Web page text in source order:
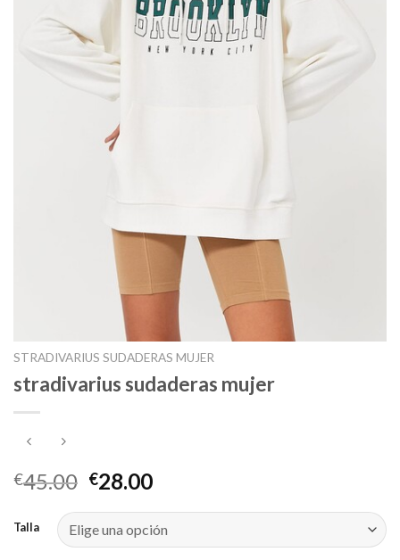
STRADIVARIUS SUDADERAS MUJER
stradivarius sudaderas mujer
€45.00 €28.00
Talla